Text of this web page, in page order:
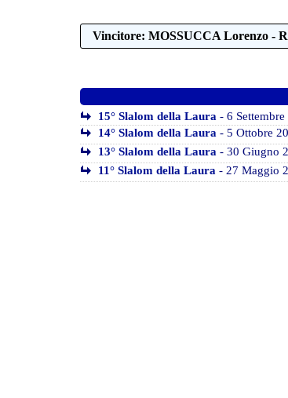
Vincitore: MOSSUCCA Lorenzo -
15° Slalom della Laura - 6 Settembre
14° Slalom della Laura - 5 Ottobre
13° Slalom della Laura - 30 Giugno
11° Slalom della Laura - 27 Maggio